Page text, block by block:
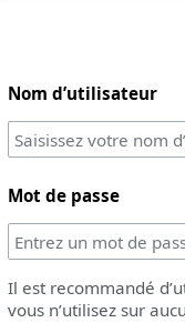
Nom d’utilisateur
Mot de passe
Il est recommandé
vous n’utilisez sur